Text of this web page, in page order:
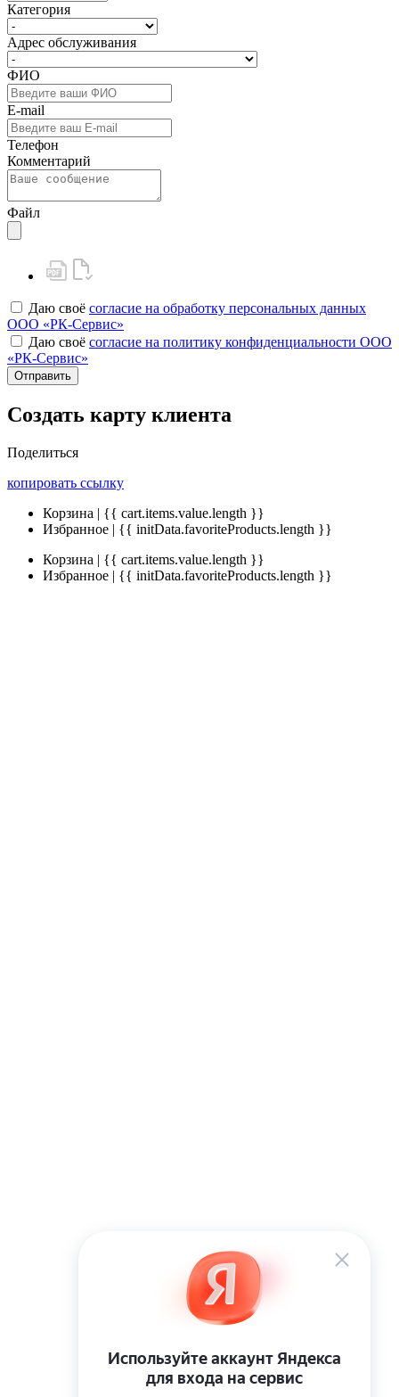
Категория
Адрес обслуживания
ФИО
E-mail
Телефон
Комментарий
Файл
Даю своё согласие на обработку персональных данных
ООО «РК-Сервис»
Даю своё согласие на политику конфиденциальности ООО
«РК-Сервис»
Отправить
Создать карту клиента
Поделиться
копировать ссылку
Корзина | {{ cart.items.value.length }}
Избранное | {{ initData.favoriteProducts.length }}
Корзина | {{ cart.items.value.length }}
Избранное | {{ initData.favoriteProducts.length }}